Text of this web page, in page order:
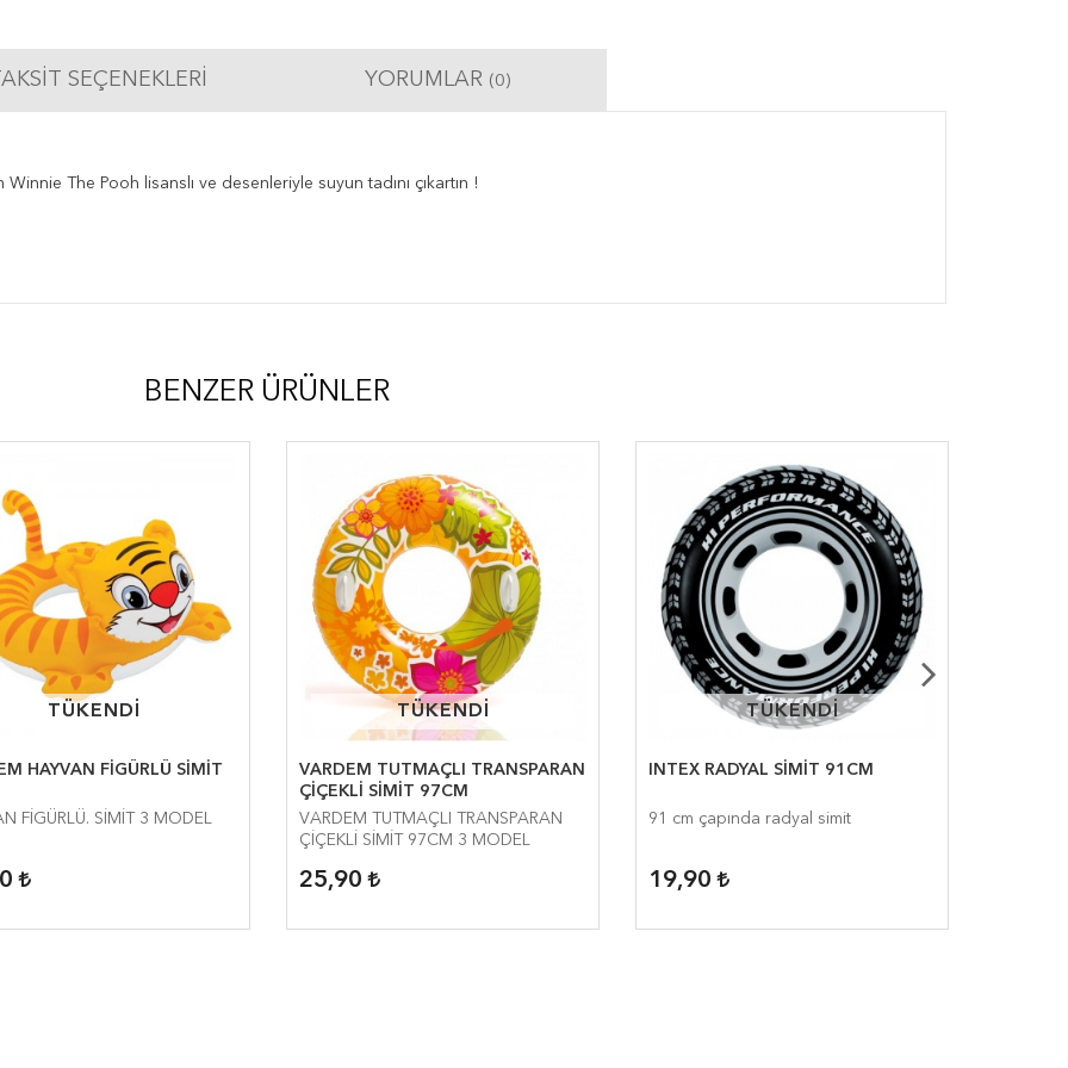
SEÇENEKLERI YORUMLAR (0)
The Pooh lisanslı ve desenleriyle suyun tadını çıkartın !
BENZER ÜRÜNLER
TÜKENDİ
TÜKENDİ
HAYVAN FİGÜRLÜ SİMİT
FİGÜRLÜ. SİMİT 3 MODEL
TÜKENDİ
TÜKENDİ
VARDEM TUTMAÇLI TRANSPARAN
ÇİÇEKLİ SİMİT 97CM
VARDEM TUTMAÇLI TRANSPARAN
ÇİÇEKLİ SİMİT 97CM 3 MODEL
25,90
TÜKENDİ
TÜKENDİ
INTEX RADYAL SİMİT 91CM
91 cm çapında radyal simit
19,90